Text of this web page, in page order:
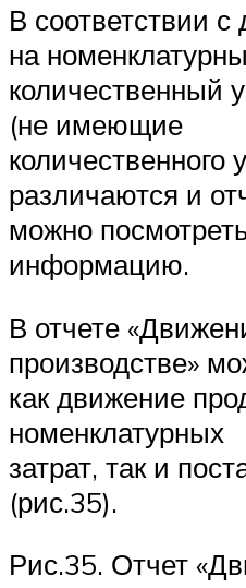
В соответствии с
на
количественный
(не имеющие
количественного
различаются и
можно
информацию.
В отчете
производстве»
как движение
номенклатурных
затрат, так и
(рис.35).
Рис.35. Отчет